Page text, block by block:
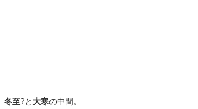
冬至?と 大寒の中間。